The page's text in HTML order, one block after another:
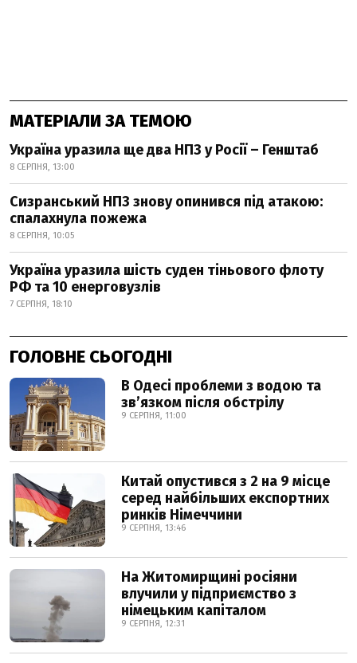
МАТЕРІАЛИ ЗА ТЕМОЮ
Україна уразила ще два НПЗ у Росії – Генштаб
8 СЕРПНЯ, 13:00
Сизранський НПЗ знову опинився під атакою:
спалахнула пожежа
8 СЕРПНЯ, 10:05
Україна уразила шість суден тіньового флоту
РФ та 10 енерговузлів
7 СЕРПНЯ, 18:10
ГОЛОВНЕ СЬОГОДНІ
В Одесі проблеми з водою та
звʼязком після обстрілу
9 СЕРПНЯ, 11:00
Китай опустився з 2 на 9 місце
серед найбільших експортних
ринків Німеччини
9 СЕРПНЯ, 13:46
На Житомирщині росіяни
влучили у підприємство з
німецьким капіталом
9 СЕРПНЯ, 12:31